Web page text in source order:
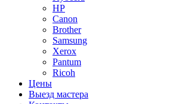
HP
Canon
Brother
Samsung
Xerox
Pantum
Ricoh
Цены
Выезд мастера